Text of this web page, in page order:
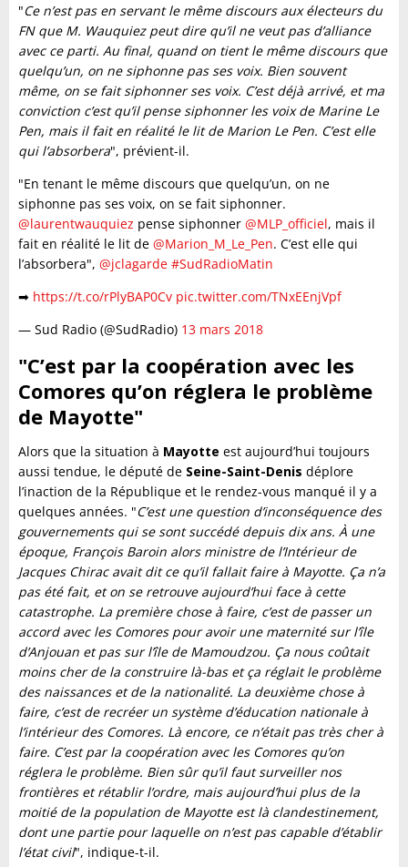
"Ce n’est pas en servant le même discours aux électeurs du
FN que M. Wauquiez peut dire qu’il ne veut pas d’alliance
avec ce parti. Au final, quand on tient le même discours que
quelqu’un, on ne siphonne pas ses voix. Bien souvent
même, on se fait siphonner ses voix. C’est déjà arrivé, et ma
conviction c’est qu’il pense siphonner les voix de Marine Le
Pen, mais il fait en réalité le lit de Marion Le Pen. C’est elle
qui l’absorbera", prévient-il.
"En tenant le même discours que quelqu’un, on ne
siphonne pas ses voix, on se fait siphonner.
@laurentwauquiez pense siphonner @MLP_officiel, mais il
fait en réalité le lit de @Marion_M_Le_Pen. C’est elle qui
l’absorbera", @jclagarde #SudRadioMatin
➡ https://t.co/rPlyBAP0Cv pic.twitter.com/TNxEEnjVpf
— Sud Radio (@SudRadio) 13 mars 2018
"C’est par la coopération avec les
Comores qu’on réglera le problème
de Mayotte"
Alors que la situation à Mayotte est aujourd’hui toujours
aussi tendue, le député de Seine-Saint-Denis déplore
l’inaction de la République et le rendez-vous manqué il y a
quelques années. "C’est une question d’inconséquence des
gouvernements qui se sont succédé depuis dix ans. À une
époque, François Baroin alors ministre de l’Intérieur de
Jacques Chirac avait dit ce qu’il fallait faire à Mayotte. Ça n’a
pas été fait, et on se retrouve aujourd’hui face à cette
catastrophe. La première chose à faire, c’est de passer un
accord avec les Comores pour avoir une maternité sur l’île
d’Anjouan et pas sur l’île de Mamoudzou. Ça nous coûtait
moins cher de la construire là-bas et ça réglait le problème
des naissances et de la nationalité. La deuxième chose à
faire, c’est de recréer un système d’éducation nationale à
l’intérieur des Comores. Là encore, ce n’était pas très cher à
faire. C’est par la coopération avec les Comores qu’on
réglera le problème. Bien sûr qu’il faut surveiller nos
frontières et rétablir l’ordre, mais aujourd’hui plus de la
moitié de la population de Mayotte est là clandestinement,
dont une partie pour laquelle on n’est pas capable d’établir
l’état civil", indique-t-il.